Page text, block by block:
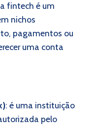
fintech é um
nichos
pagamentos ou
uma conta
: é uma instituição
pelo